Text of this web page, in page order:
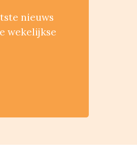
nieuws
wekelijkse